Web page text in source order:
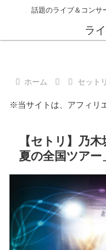
話題のライブ＆コンサ
ラ
ホーム セット
※当サイトは、アフィリ
【セトリ】乃
夏の全国ツアー